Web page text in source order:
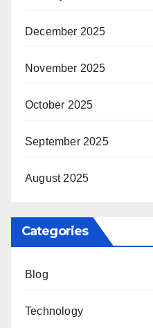
December 2025
November 2025
October 2025
September 2025
August 2025
Categories
Blog
Technology